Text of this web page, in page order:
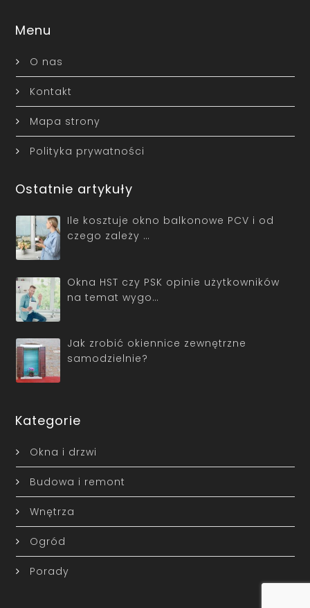
Menu
O nas
Kontakt
Mapa strony
Polityka prywatności
Ostatnie artykuły
Ile kosztuje okno balkonowe PCV i od
czego zależy …
Okna HST czy PSK opinie użytkowników
na temat wygo…
Jak zrobić okiennice zewnętrzne
samodzielnie?
Kategorie
Okna i drzwi
Budowa i remont
Wnętrza
Ogród
Porady